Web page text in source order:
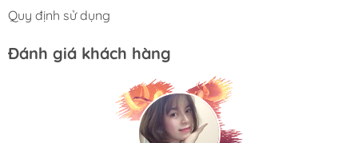
Giặt máy ở chế độ nhẹ hoặc giặt tay để bảo vệ
Tránh sử dụng chất tẩy mạnh để duy trì màu sắc
tươi sáng và độ bền của sản phẩm.
Phơi khô tự nhiên, tránh ánh nắng trực tiếp để giữ
màu sắc và chất liệu vải lâu bền.
Quy định sử dụng
Đánh giá khách hàng